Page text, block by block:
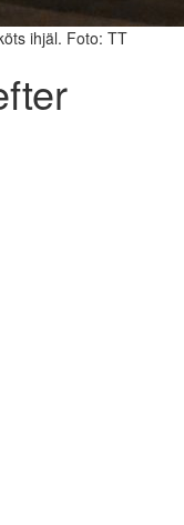
ihjäl. Foto: TT